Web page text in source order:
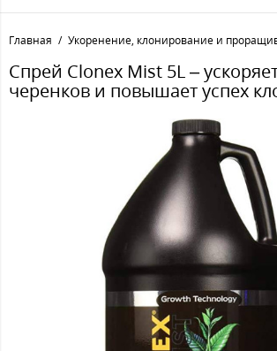
Главная Укоренение, клонирование и
Спрей Clonex Mist 5L –
черенков и повышает успех